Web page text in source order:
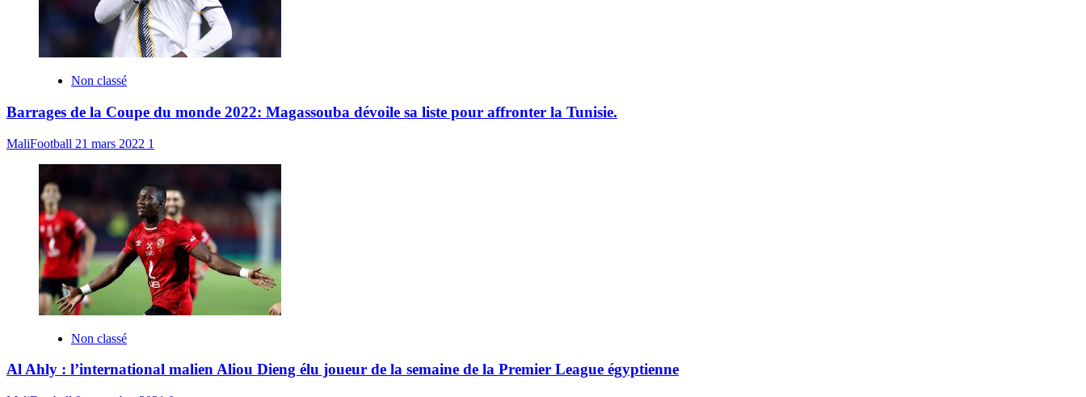
Non classé
Barrages de la Coupe du monde 2022: Magassouba dévoile sa liste pour affronter la Tunisie.
MaliFootball 21 mars 2022 1
Non classé
Al Ahly : l’international malien Aliou Dieng élu joueur de la semaine de la Premier League égyptienne